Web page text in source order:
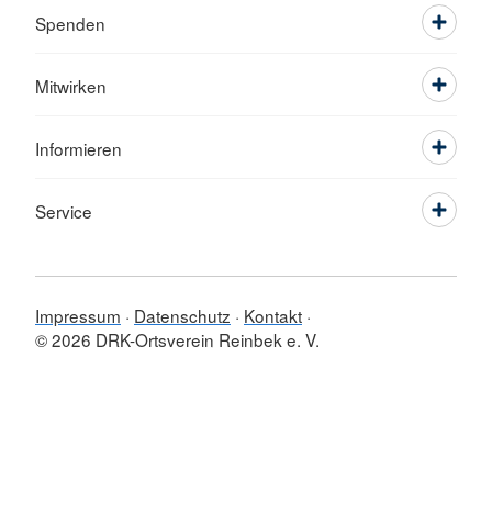
Spenden
Mitwirken
Informieren
Service
Impressum Datenschutz
Kontakt
© 2026 DRK-Ortsverein Reinbek e. V.